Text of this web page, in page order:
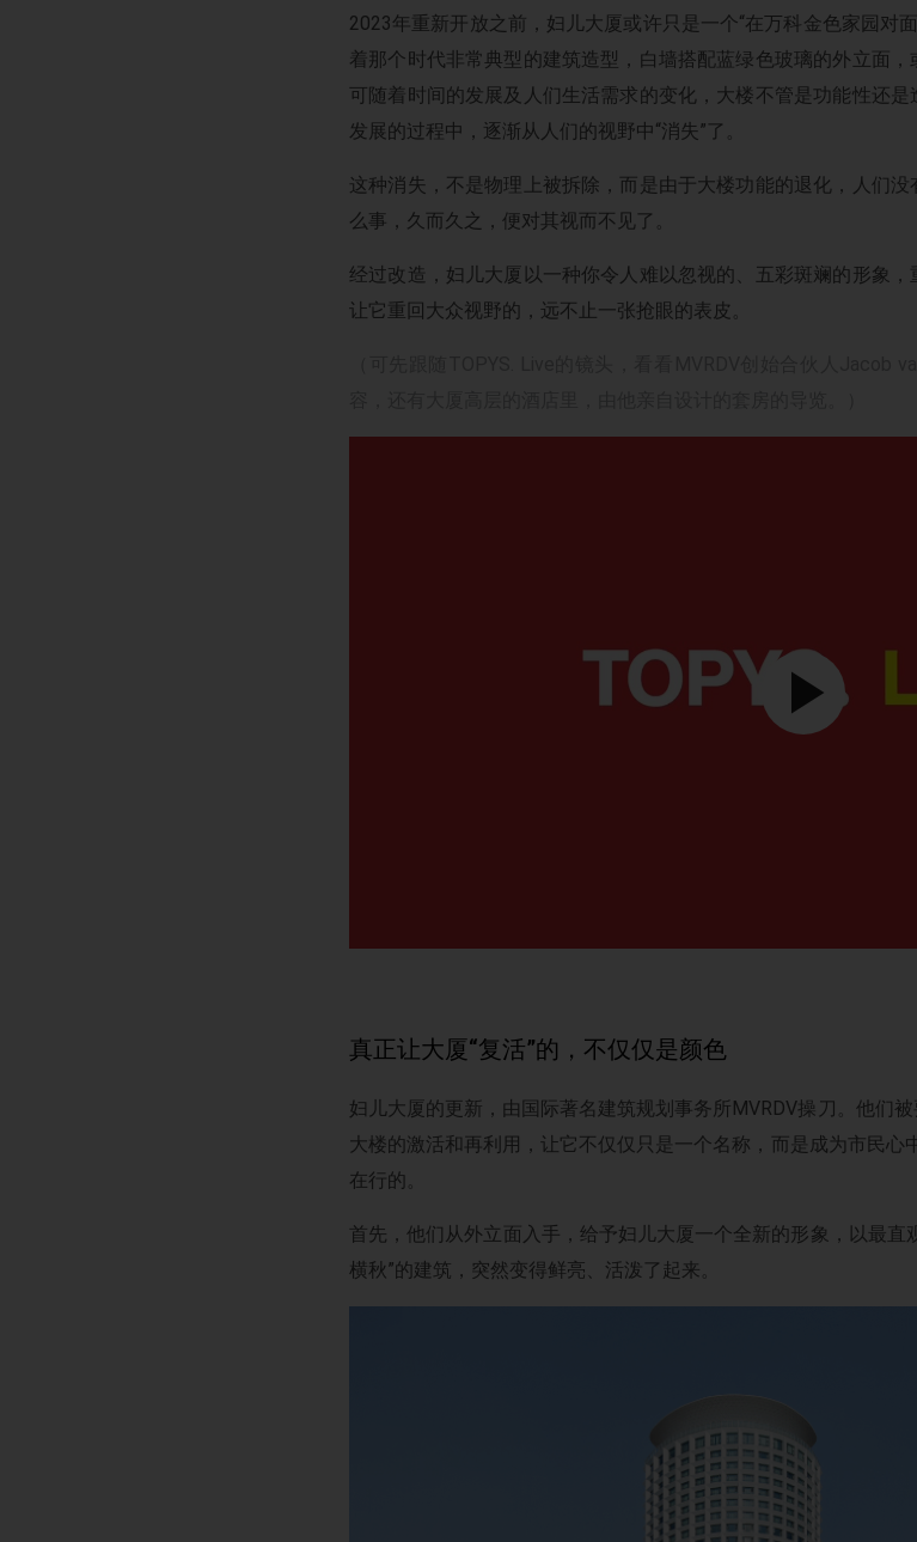
2023年重新开放之前，妇儿大厦或许只是一个“在万科金色家园对
着那个时代非常典型的建筑造型，白墙搭配蓝绿色玻璃的外立面，
可随着时间的发展及人们生活需求的变化，大楼不管是功能性还
发展的过程中，逐渐从人们的视野中“消失”了。
这种消失，不是物理上被拆除，而是由于大楼功能的退化，人们
么事，久而久之，便对其视而不见了。
经过改造，妇儿大厦以一种你令人难以忽视的、五彩斑斓的形象
让它重回大众视野的，远不止一张抢眼的表皮。
真正让大厦“复活”的，不仅仅是颜色
妇儿大厦的更新，由国际著名建筑规划事务所MVRDV操刀。他们
大楼的激活和再利用，让它不仅仅只是一个名称，而是成为市民心
在行的。
首先，他们从外立面入手，给予妇儿大厦一个全新的形象，以最直
横秋”的建筑，突然变得鲜亮、活泼了起来。